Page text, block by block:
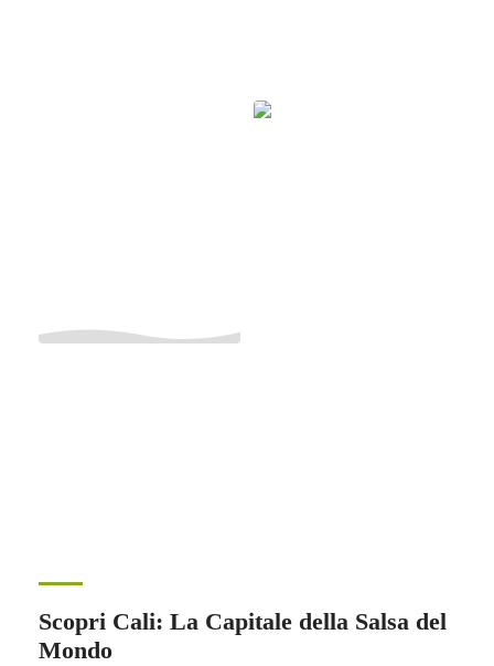
Scopri Cali: La Capitale della Salsa del
Mondo